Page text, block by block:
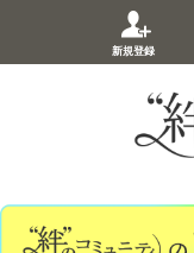
新規登録